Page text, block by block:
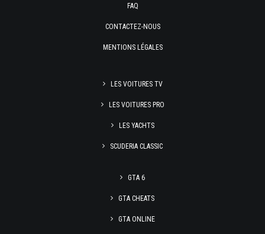
FAQ
CONTACTEZ-NOUS
MENTIONS LÉGALES
LES VOITURES TV
LES VOITURES PRO
LES YACHTS
SCUDERIA CLASSIC
GTA 6
GTA CHEATS
GTA ONLINE